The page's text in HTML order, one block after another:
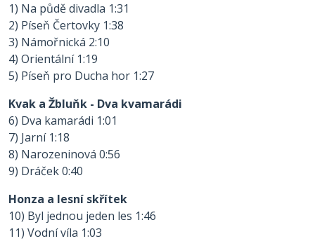
1) Na půdě divadla 1:31
2) Píseň Čertovky 1:38
3) Námořnická 2:10
4) Orientální 1:19
5) Píseň pro Ducha hor 1:27
Kvak a Žbluňk - Dva kvamarádi
6) Dva kamarádi 1:01
7) Jarní 1:18
8) Narozeninová 0:56
9) Dráček 0:40
Honza a lesní skřítek
10) Byl jednou jeden les 1:46
11) Vodní víla 1:03